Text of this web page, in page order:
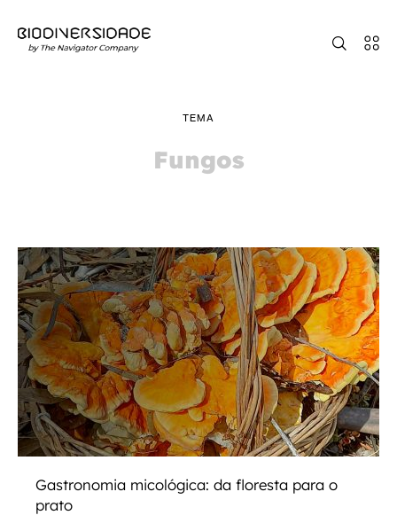
TEMA
Fungos
Gastronomia micológica: da floresta para o
prato